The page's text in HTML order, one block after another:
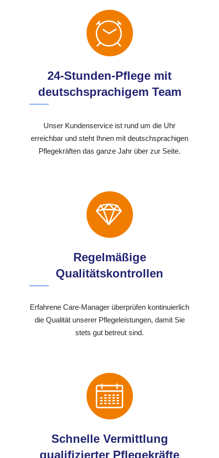
24-Stunden-Pflege mit
deutschsprachigem Team
Unser Kundenservice ist rund um die Uhr
erreichbar und steht Ihnen mit deutschsprachigen
Pflegekräften das ganze Jahr über zur Seite.
Regelmäßige
Qualitätskontrollen
Erfahrene Care-Manager überprüfen kontinuierlich
die Qualität unserer Pflegeleistungen, damit Sie
stets gut betreut sind.
Schnelle Vermittlung
qualifizierter Pflegekräfte